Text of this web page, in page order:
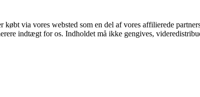
via vores websted som en del af vores affilierede
indtægt for os. Indholdet må ikke gengives,